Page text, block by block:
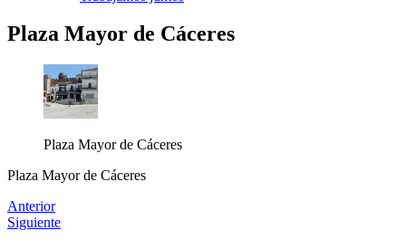
Plaza Mayor de Cáceres
Plaza Mayor de Cáceres
Plaza Mayor de Cáceres
Anterior
Siguiente